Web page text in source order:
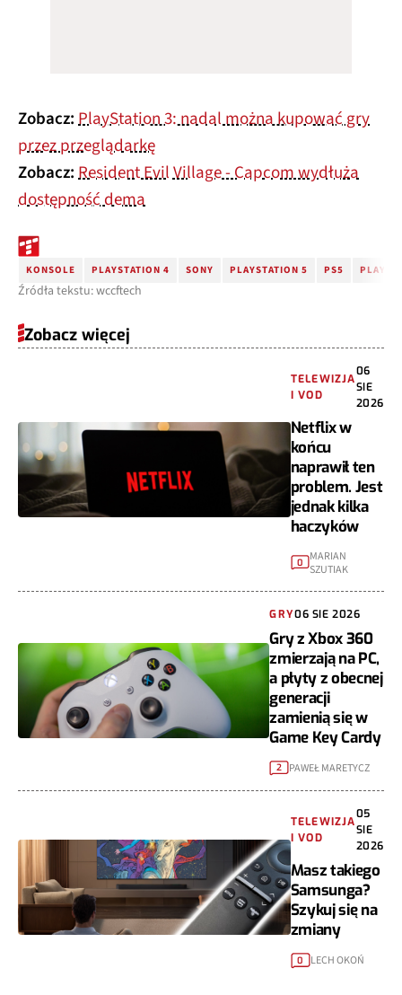
Zobacz:PlayStation 3: nadal można kupować gry
przez przeglądarkę
Zobacz:Resident Evil Village - Capcom wydłuża
dostępność dema
KONSOLE PLAYSTATION 4 SONY PLAYSTATION 5 PS5
Źródła tekstu: wccftech
Zobacz więcej
TELEWIZJA
I VOD
06
SIE
2026
Netflix w
końcu
naprawił ten
problem. Jest
jednak kilka
haczyków
0
MARIAN
SZUTIAK
GRY06 SIE 2026
Gry z Xbox 360
zmierzają na PC,
a płyty z obecnej
generacji
zamienią się w
Game Key Cardy
2 PAWEŁ MARETYCZ
TELEWIZJA
I VOD
05
SIE
2026
Masz takiego
Samsunga?
Szykuj się na
zmiany
0 LECH OKOŃ